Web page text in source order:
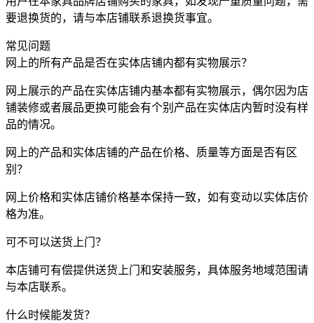
要退换货的，请与本店铺联系退换货事宜。
常见问题
网上的所有产品是否在实体店铺内都有实物展示？
网上展示的产品在实体店铺内基本都有实物展示，偶尔因为店
铺装修或者展品更换可能会有个别产品在实体店内暂时没有样
品的情况。
网上的产品和实体店铺的产品在价格、质量等方面是否有区
别？
网上价格和实体店铺价格基本保持一致，如有变动以实体店价
格为准。
可不可以送货上门？
本店铺可有偿提供送货上门和安装服务，具体服务地域范围请
与本店联系。
什么时候能发货？